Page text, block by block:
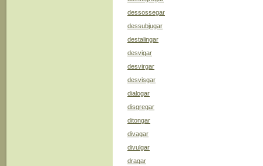
dessossegar
dessubjugar
destalingar
desvigar
desvirgar
desvisgar
dialogar
disgregar
ditongar
divagar
divulgar
dragar